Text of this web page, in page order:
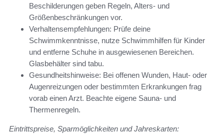
Beschilderungen geben Regeln, Alters- und
Größenbeschränkungen vor.
Verhaltensempfehlungen: Prüfe deine
Schwimmkenntnisse, nutze Schwimmhilfen für Kinder
und entferne Schuhe in ausgewiesenen Bereichen.
Glasbehälter sind tabu.
Gesundheitshinweise: Bei offenen Wunden, Haut- oder
Augenreizungen oder bestimmten Erkrankungen frag
vorab einen Arzt. Beachte eigene Sauna- und
Thermenregeln.
Eintrittspreise, Sparmöglichkeiten und Jahreskarten: